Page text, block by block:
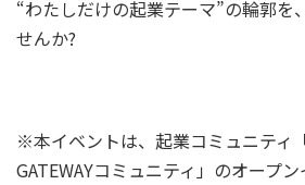
“わたしだけの起業テーマ”の輪郭を
せんか?
※本イベントは、起業コミュニティ
GATEWAYコミュニティ」のオープ